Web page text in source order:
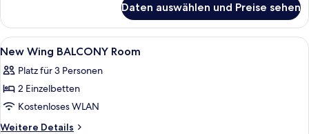
Private
Open-
air
Bath
anzeigen
Building
Japanese-
style
With
Private
air
Bath
Daten auswählen und Preise sehen
Alle
Fotos
für
New
Wing
BALCONY
Zimmersafe, kostenloses WLAN,
1
New Wing BALCONY Room
Platz für 3 Personen
2 Einzelbetten
Kostenloses WLAN
Weitere Details
Weitere